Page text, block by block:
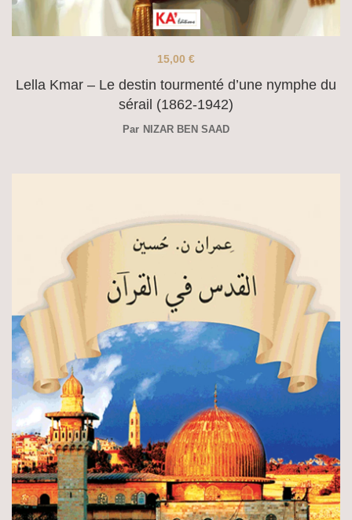
Lella Kmar – Le destin tourmenté d’une nymphe du
sérail (1862-1942)
15,00 €
Par NIZAR BEN SAAD